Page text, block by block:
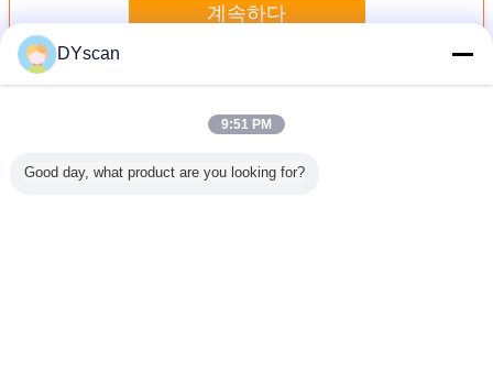
계속하다
더 많은 것
DYscan
9:51 PM
Good day, what product are you looking for?